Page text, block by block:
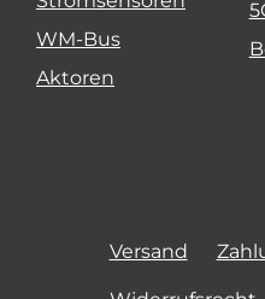
WM-Bus
Aktoren
Versand